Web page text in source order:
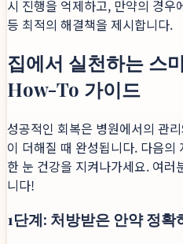
시 진행을 억제하고, 만약의 경우
등 최적의 해결책을 제시합니다.
집에서 실천하는 스
How-To 가이드
성공적인 회복은 병원에서의 관
이 더해질 때 완성됩니다. 다음
한 눈 건강을 지켜나가세요. 여
니다!
1단계: 처방받은 안약 정확